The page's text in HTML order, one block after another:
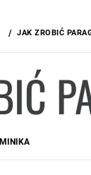
JAK ZROBIĆ